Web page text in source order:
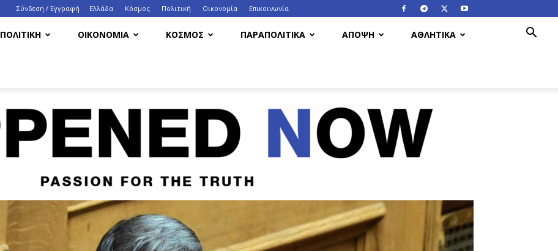
Σύνδεση / Εγγραφή Ελλάδα Κόσμος Πολιτική Οικονομία Eπικοινωνία
ΠΟΛΙΤΙΚΗ ΟΙΚΟΝΟΜΙΑ ΚΟΣΜΟΣ ΠΑΡΑΠΟΛΙΤΙΚΑ ΑΠΟΨΗ ΑΘΛΗΤΙΚΑ
HappenedNow.gr